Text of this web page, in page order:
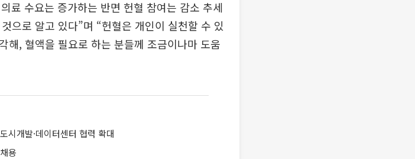
료 수요는 증가하는 반면 헌혈 참여는 감소 추세
으로 알고 있다”며 “헌혈은 개인이 실천할 수 있
해, 혈액을 필요로 하는 분들께 조금이나마 도움
시개발·데이터센터 협력 확대
용